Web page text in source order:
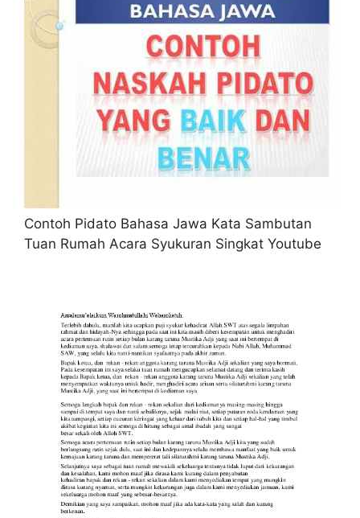
Contoh Pidato Bahasa Jawa Kata Sambutan
Tuan Rumah Acara Syukuran Singkat Youtube